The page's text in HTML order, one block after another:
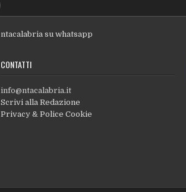
ntacalabria su whatsapp
CONTATTI
info@ntacalabria.it
Scrivi alla Redazione
Privacy & Police Cookie